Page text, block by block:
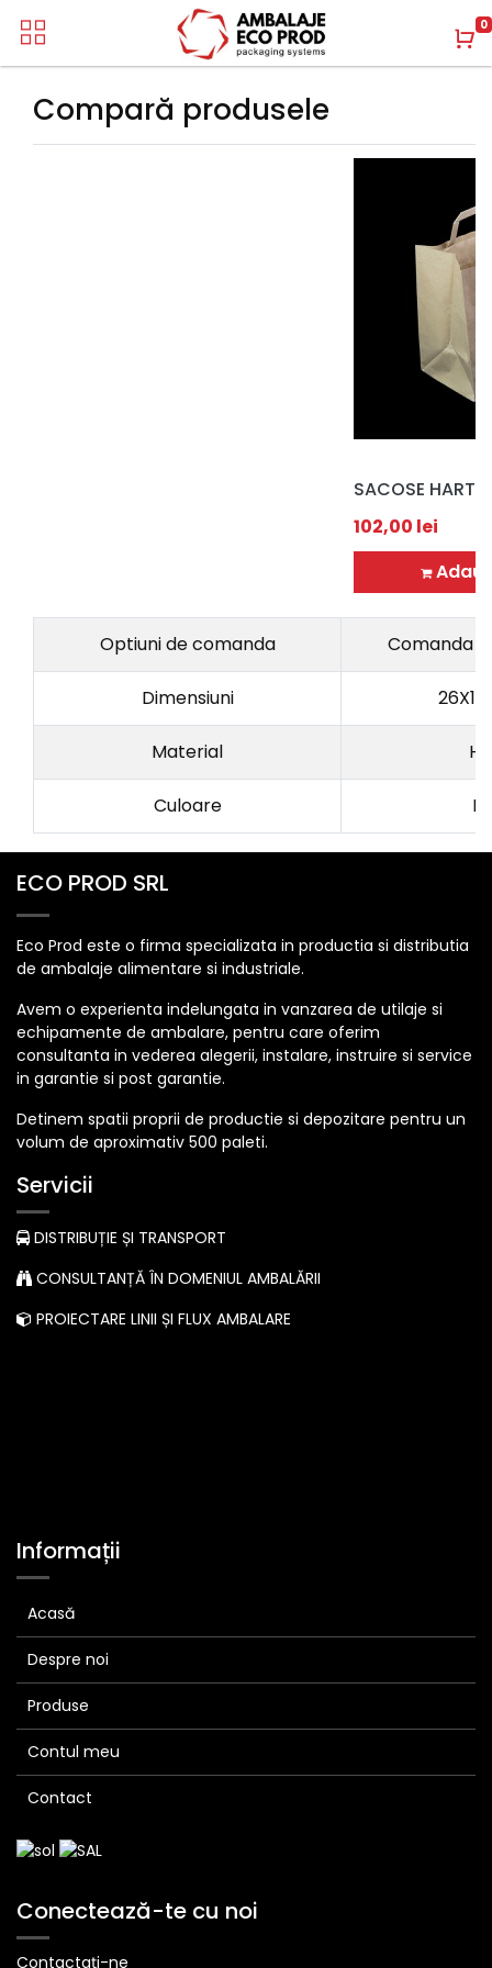
0
Compară produsele
102,00 lei
Optiuni de comanda Comanda
Dimensiuni
Material
Culoare
ECO PROD SRL
Eco Prod este o firma specializata in productia si distributia
de ambalaje alimentare si industriale.
Avem o experienta indelungata in vanzarea de utilaje si
echipamente de ambalare, pentru care oferim
consultanta in vederea alegerii, instalare, instruire si service
in garantie si post garantie.
Detinem spatii proprii de productie si depozitare pentru un
volum de aproximativ 500 paleti.
Servicii
DISTRIBUȚIE ȘI TRANSPORT
CONSULTANȚĂ ÎN DOMENIUL AMBALĂRII
PROIECTARE LINII ȘI FLUX AMBALARE
Informații
Acasă
Despre noi
Produse
Contul meu
Contact
Conectează-te cu noi
Contactați-ne